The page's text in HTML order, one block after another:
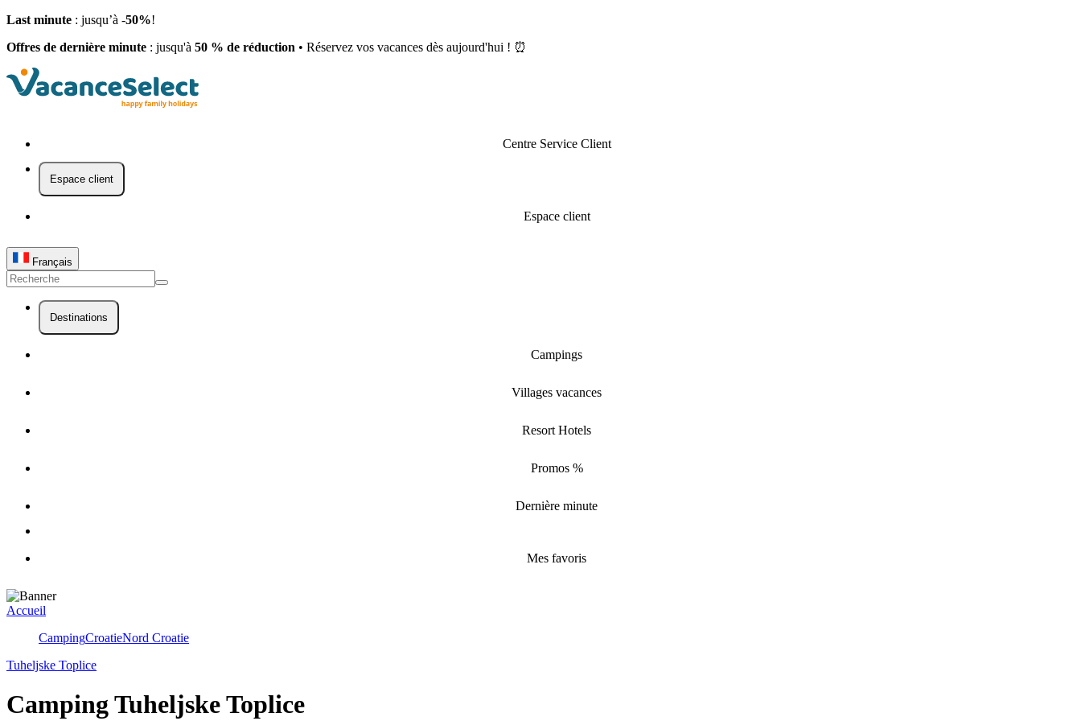
Last minute : jusqu’à -50%!
Offres de dernière minute : jusqu'à 50 % de réduction • Réservez vos vacances dès aujourd'hui ! ⏰
Centre Service Client
Espace client
Espace client
Français
Destinations
Campings
Villages vacances
Resort Hotels
Promos %
Dernière minute
Mes favoris
Accueil
CampingCroatieNord Croatie
Tuheljske Toplice
Camping Tuheljske Toplice